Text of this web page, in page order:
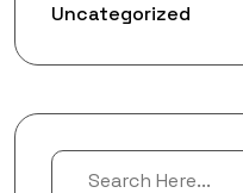
Uncategorized
Search